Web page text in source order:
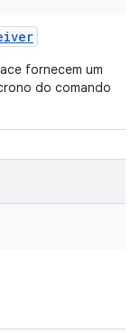
fornecem um
do comando